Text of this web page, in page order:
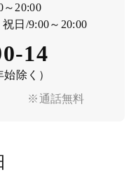
※通話無料
～20:00
日/9:00～20:00
14
除く）